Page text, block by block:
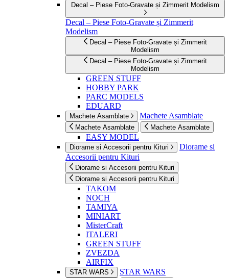
Decal – Piese Foto-Gravate și Zimmerit Modelism
Decal – Piese Foto-Gravate și Zimmerit
Modelism
Decal – Piese Foto-Gravate și Zimmerit
Modelism
Decal – Piese Foto-Gravate și Zimmerit
Modelism
GREEN STUFF
HOBBY PARK
PARC MODELS
EDUARD
Machete Asamblate Machete Asamblate
Machete Asamblate Machete Asamblate
EASY MODEL
Diorame si Accesorii pentru Kituri
Diorame si
Accesorii pentru Kituri
Diorame si Accesorii pentru Kituri
Diorame si Accesorii pentru Kituri
TAKOM
NOCH
TAMIYA
MINIART
MisterCraft
ITALERI
GREEN STUFF
ZVEZDA
AIRFIX
STAR WARS STAR WARS